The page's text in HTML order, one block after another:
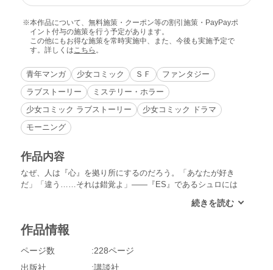
本作品について、無料施策・クーポン等の割引施策・PayPayポ
イント付与の施策を行う予定があります。
この他にもお得な施策を常時実施中、また、今後も実施予定で
す。詳しくはこちら 。
青年マンガ 少女コミック ＳＦ
ファンタジー
ラブストーリー
ミステリー・ホラー
少女コミック ラブストーリー
少女コミック ドラマ
モーニング
作品内容
なぜ、人は『心』を拠り所にするのだろう。「あなたが好き
だ」「違う……それは錯覚よ」――『ES』であるシュロには
イザクによって堀田刑事が殺されたことを知ったシュロは、イ
院に運ばれた。次々と起こる予測できない惨劇に、不安を抱
互いに惹かれあっていた。
作品情報
ページ数
228ページ
出版社
講談社